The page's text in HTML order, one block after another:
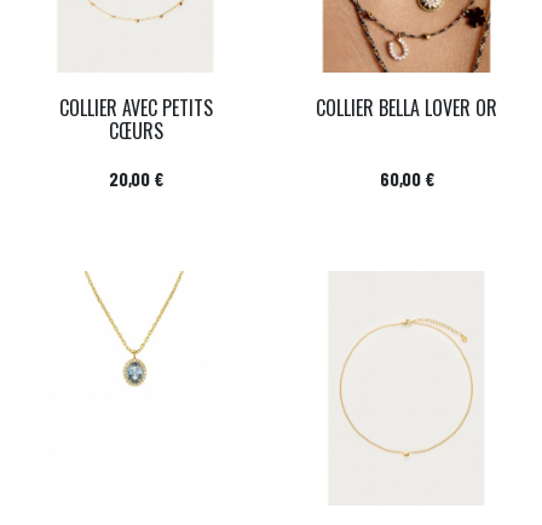
COLLIER AVEC PETITS
CŒURS
Prix
20,00 €
COLLIER BELLA LOVER OR
Prix
60,00 €